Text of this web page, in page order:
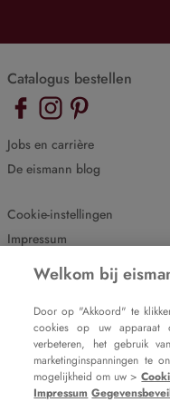
Catalogus bestellen
Jobs en carrière
De eismann blog
Cookie-instellingen
Impressum
Gegevensbeveiliging
Welkom bij
Door op "Akkoord" te
cookies op uw
verbeteren, het gebruik
marketinginspanningen te
mogelijkheid om uw >
Impressum